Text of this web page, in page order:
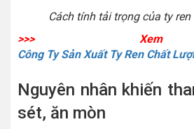
Cách tính tải trọng của ty
>>> Xem
Công Ty Sản Xuất Ty Ren Chất
Nguyên nhân khiến
sét, ăn mòn